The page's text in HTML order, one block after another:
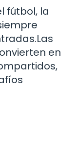
fútbol, la
en